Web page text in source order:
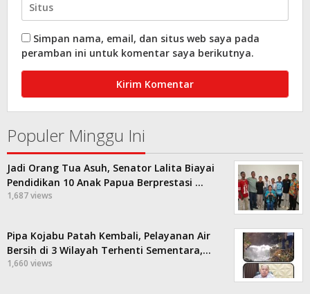
Simpan nama, email, dan situs web saya pada
peramban ini untuk komentar saya berikutnya.
Populer Minggu Ini
Jadi Orang Tua Asuh, Senator Lalita Biayai
Pendidikan 10 Anak Papua Berprestasi …
1,687 views
Pipa Kojabu Patah Kembali, Pelayanan Air
Bersih di 3 Wilayah Terhenti Sementara,…
1,660 views